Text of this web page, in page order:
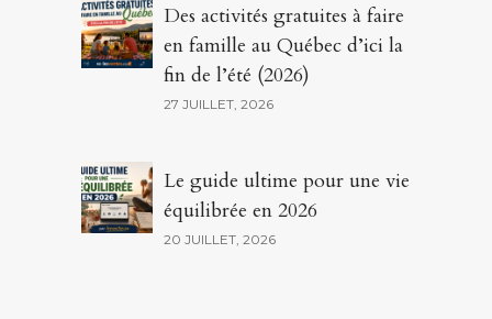
Des activités gratuites à faire
en famille au Québec d’ici la
fin de l’été (2026)
27 JUILLET, 2026
Le guide ultime pour une vie
équilibrée en 2026
20 JUILLET, 2026